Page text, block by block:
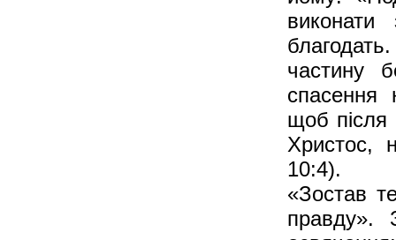
частину
спасення
щоб після
Христос,
10:4).
«Зостав
правду».